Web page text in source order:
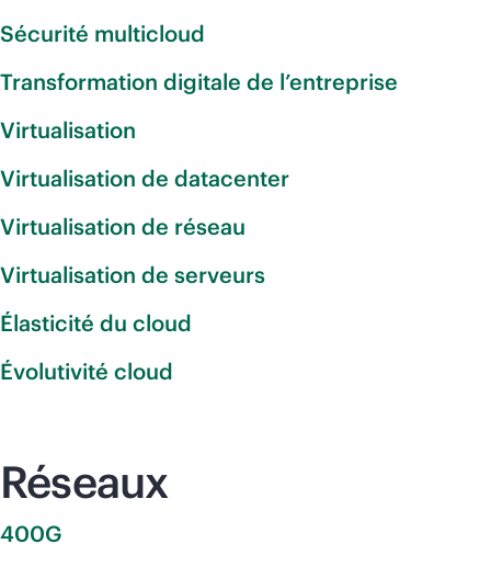
Sécurité multicloud
Transformation digitale de l’entreprise
Virtualisation
Virtualisation de datacenter
Virtualisation de réseau
Virtualisation de serveurs
Élasticité du cloud
Évolutivité cloud
Réseaux
400G